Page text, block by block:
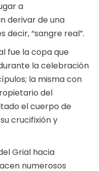
a
derivar de una
decir, “sangre real”.
fue la copa que
la celebración
la misma con
del
el cuerpo de
crucifixión y
Grial hacia
numerosos